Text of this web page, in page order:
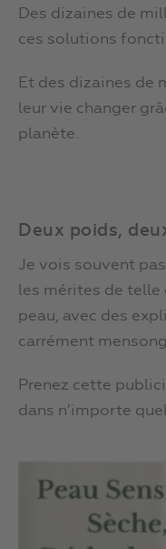
Des dizaines de
ces solutions
Et des dizaines de
leur vie changer
planète.
Deux poids,
Je vois souvent
les mérites de telle
peau, avec des
carrément
Prenez cette
dans n’importe